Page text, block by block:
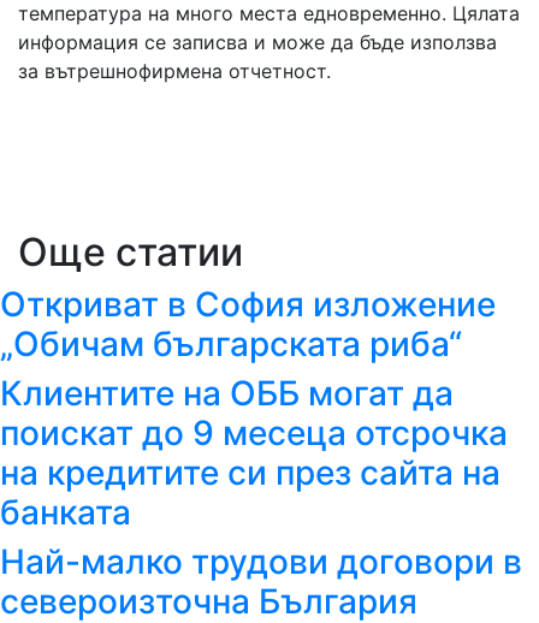
температура на много места едновременно. Цялата
информация се записва и може да бъде използва
за вътрешнофирмена отчетност.
Още статии
Откриват в София изложение
„Обичам българската риба“
Клиентите на ОББ могат да
поискат до 9 месеца отсрочка
на кредитите си през сайта на
банката
Най-малко трудови договори в
североизточна България